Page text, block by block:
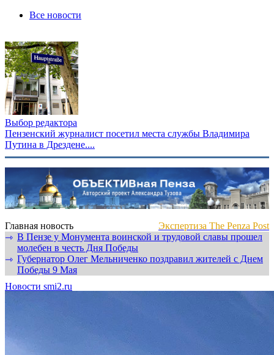
Все новости
Выбор редактора
Пензенский журналист посетил места службы Владимира
Путина в Дрездене....
Главная новость
Экспертиза The Penza Post
⇾ В Пензе у Монумента воинской и трудовой славы прошел
молебен в честь Дня Победы
⇾ Губернатор Олег Мельниченко поздравил жителей с Днем
Победы 9 Мая
Новости smi2.ru